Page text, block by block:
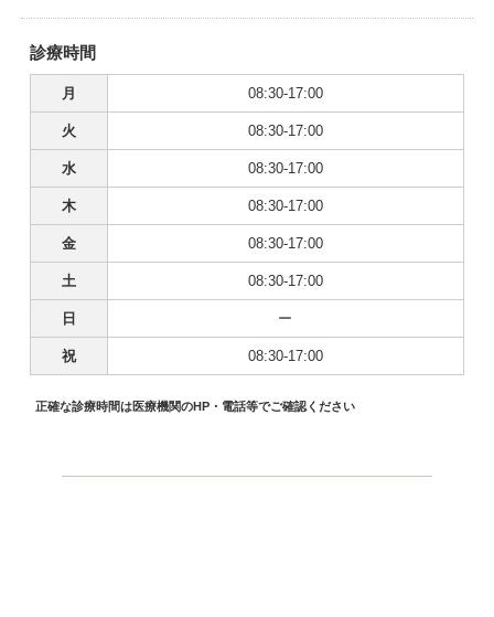
診療時間
月 08:30-17:00
火 08:30-17:00
水 08:30-17:00
木 08:30-17:00
金 08:30-17:00
土 08:30-17:00
日 ー
祝 08:30-17:00
正確な診療時間は医療機関のHP・電話等でご確認ください